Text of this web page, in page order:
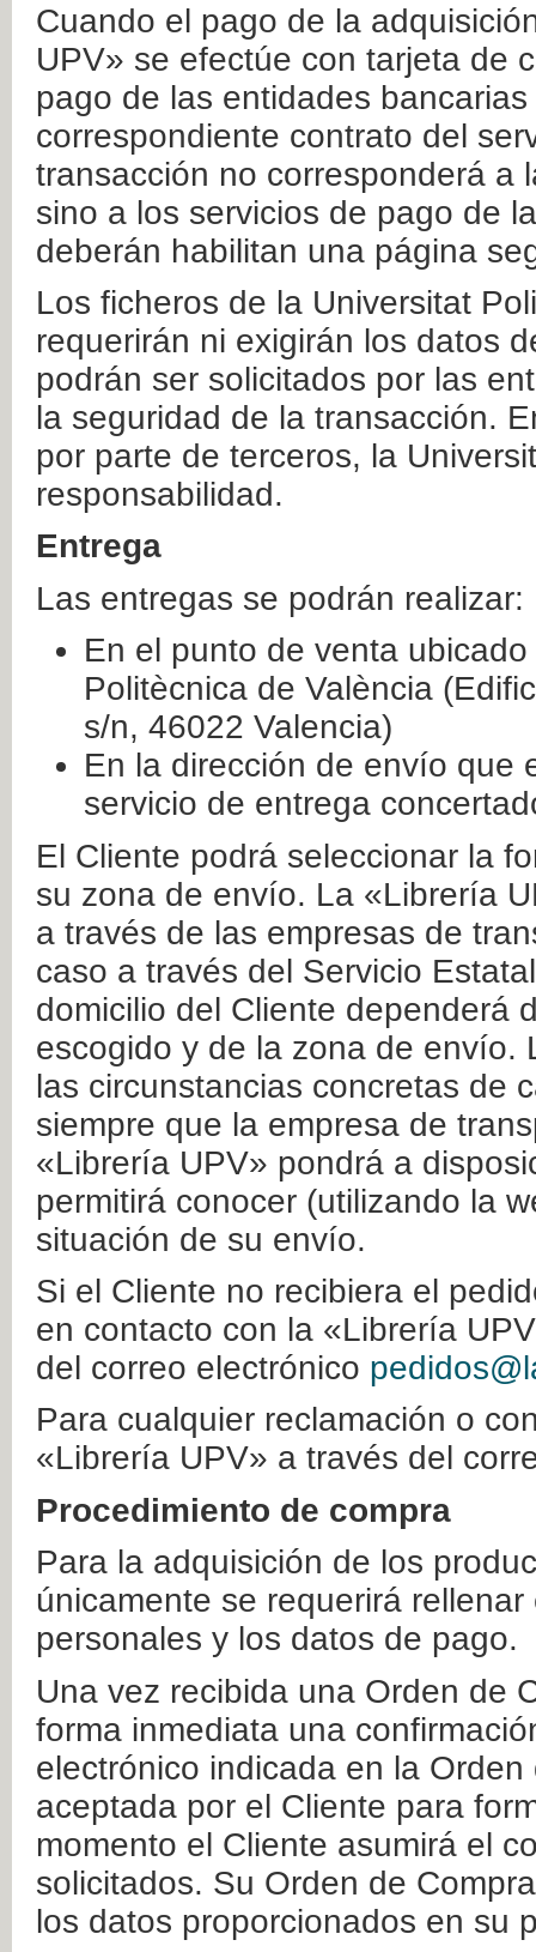
Cuando el pago de la
UPV» se efectúe con tarjeta de
pago de las entidades
correspondiente contrato del
transacción no corresponderá a
sino a los servicios de pago de
deberán habilitan una página
Los ficheros de la Universitat
requerirán ni exigirán los datos
podrán ser solicitados por las
la seguridad de la transacción.
por parte de terceros, la
responsabilidad.
Entrega
Las entregas se podrán realizar:
En el punto de venta
Politècnica de València
s/n, 46022 Valencia)
En la dirección de envío que
servicio de entrega
El Cliente podrá seleccionar la
su zona de envío. La «Librería
a través de las empresas de
caso a través del Servicio
domicilio del Cliente dependerá
escogido y de la zona de envío.
las circunstancias concretas de
siempre que la empresa de
«Librería UPV» pondrá a
permitirá conocer (utilizando la
situación de su envío.
Si el Cliente no recibiera el
en contacto con la «Librería
del correo electrónico
Para cualquier reclamación o
«Librería UPV» a través del
Procedimiento de compra
Para la adquisición de los
únicamente se requerirá
personales y los datos de pago.
Una vez recibida una Orden de
forma inmediata una
electrónico indicada en la
aceptada por el Cliente para
momento el Cliente asumirá el
solicitados. Su Orden de
los datos proporcionados en su